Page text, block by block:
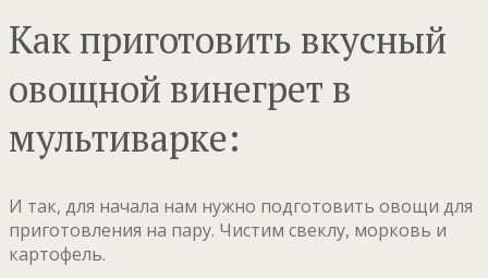
Как приготовить вкусный
овощной винегрет в
мультиварке:
И так, для начала нам нужно подготовить овощи для
приготовления на пару. Чистим свеклу, морковь и
картофель.